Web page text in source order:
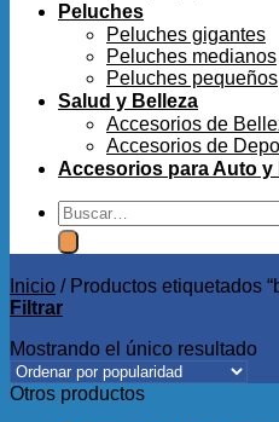
Peluches
Peluches gigantes
Peluches medianos
Peluches pequeños
Salud y Belleza
Accesorios de
Accesorios de
Accesorios para Auto y
Buscar
por:
Inicio /Productos etiquetados
Filtrar
Mostrando el único resultado
Otros productos